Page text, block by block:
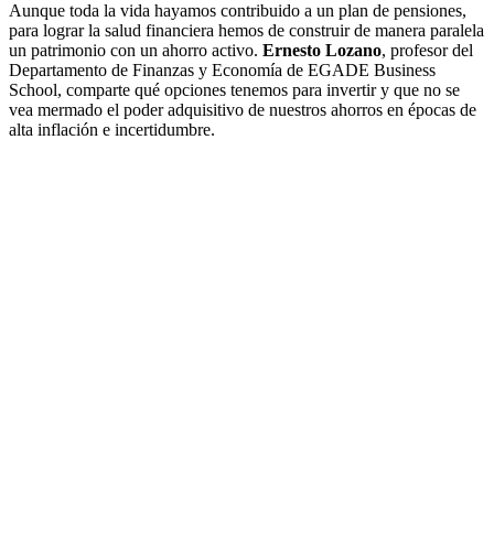
Aunque toda la vida hayamos contribuido a un plan de pensiones,
para lograr la salud financiera hemos de construir de manera paralela
un patrimonio con un ahorro activo. Ernesto Lozano, profesor del
Departamento de Finanzas y Economía de EGADE Business
School, comparte qué opciones tenemos para invertir y que no se
vea mermado el poder adquisitivo de nuestros ahorros en épocas de
alta inflación e incertidumbre.